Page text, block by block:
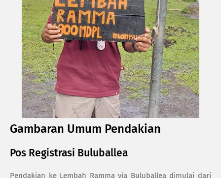
Gambaran Umum Pendakian
Pos Registrasi Buluballea
Pendakian ke Lembah Ramma via Buluballea dimulai dari